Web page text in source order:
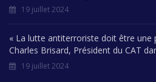
19 juillet 2024
« La lutte antiterroriste doit être une
Charles Brisard, Président du CAT
19 juillet 2024